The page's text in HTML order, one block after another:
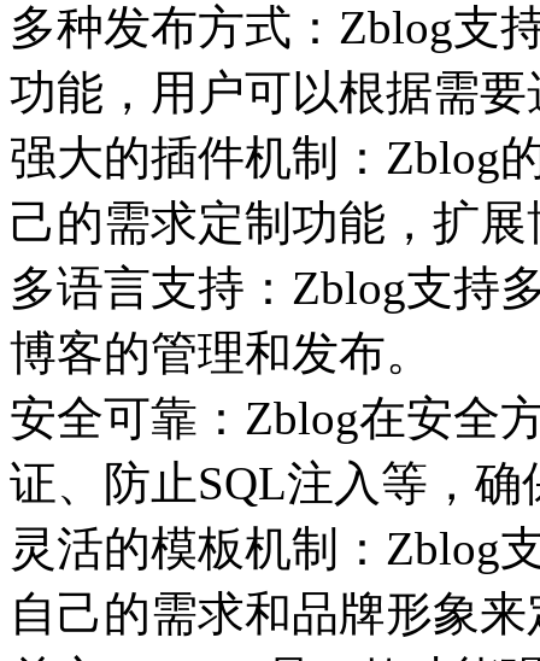
多种发布方式：Zblog支
功能，用户可以根据需
强大的插件机制：Zblog
己的需求定制功能，扩
多语言支持：Zblog支持
博客的管理和发布。
安全可靠：Zblog在安全
证、防止SQL注入等，
灵活的模板机制：Zblog
自己的需求和品牌形象